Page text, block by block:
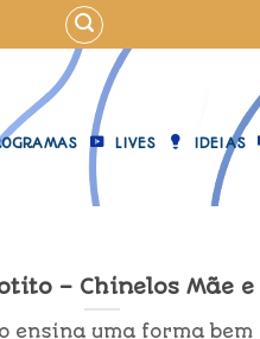
LIVES IDEIAS
– Chinelos Mãe
ensina uma forma